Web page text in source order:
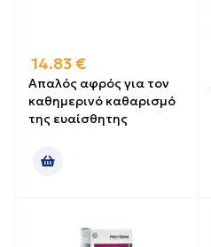
14.83 €
Απαλός αφρός για τον
καθημερινό καθαρισμό
της ευαίσθητης